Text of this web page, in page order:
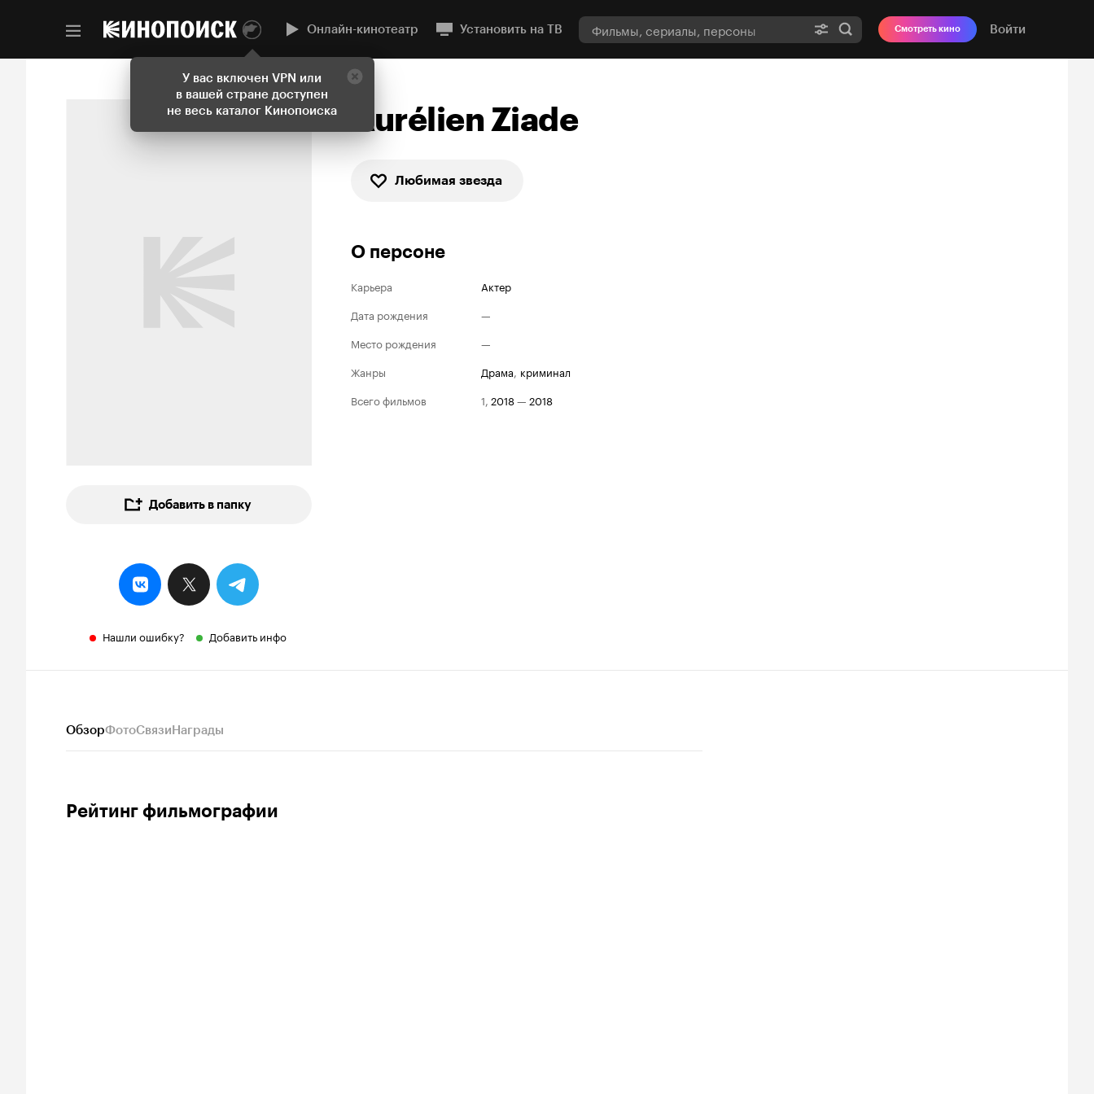
У вас включен VPN или
в вашей стране доступен
не весь каталог Кинопоиска
Онлайн-кинотеатр Установить на ТВ Смотреть кино Войти
Добавить в папку
Нашли ошибку? Добавить инфо
Aurélien Ziade
Любимая звезда
О персоне
Карьера
Актер
Дата рождения
—
Место рождения
—
Жанры
драма, криминал
Всего фильмов
1, 2018— 2018
ОбзорФотоСвязиНаграды
Рейтинг фильмографии